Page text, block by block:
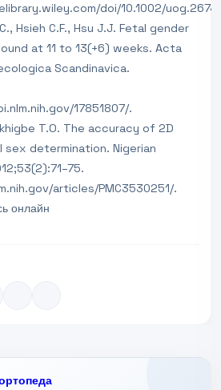
doi/10.1002/uog.2674.
Hsieh C.F., Hsu J.J. Fetal gender
at 11 to 13(+6) weeks. Acta
Scandinavica.
17851807/.
T.O. The accuracy of 2D
determination. Nigerian
articles/PMC3530251/.
онлайн